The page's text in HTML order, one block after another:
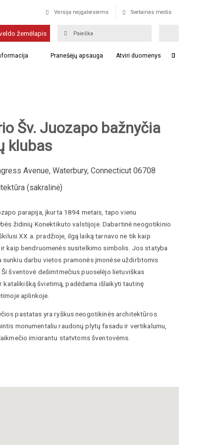
Versija neįgaliesiems Svetainės medis
žemėlapis
Pranešėjų apsauga Atviri duomenys
Šv. Juozapo bažnyčia
klubas
Avenue, Waterbury, Connecticut 06708
(sakralinė)
parapija, įkurta 1894 metais, tapo vienu
židinių Konektikuto valstijoje. Dabartinė neogotikinio
XX a. pradžioje, ilgą laiką tarnavo ne tik kaip
kaip bendruomenės susitelkimo simbolis. Jos statyba
sunkiu darbu vietos pramonės įmonėse uždirbtomis
šventovė dešimtmečius puoselėjo lietuviškas
katalikišką švietimą, padėdama išlaikyti tautinę
aplinkoje.
pastatas yra ryškus neogotikinės architektūros
monumentaliu raudonų plytų fasadu ir vertikalumu,
imigrantų statytoms šventovėms.
dominuoja masyvus bokštas su
aukštomis skliautinėmis lubomis ir kruopščiai